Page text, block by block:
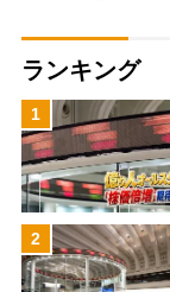
ランキング
1
2